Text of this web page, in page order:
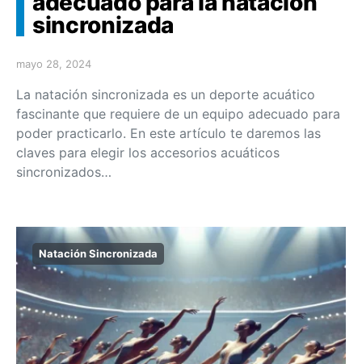
sincronizada
mayo 28, 2024
La natación sincronizada es un deporte acuático
fascinante que requiere de un equipo adecuado para
poder practicarlo. En este artículo te daremos las
claves para elegir los accesorios acuáticos
sincronizados…
Natación Sincronizada